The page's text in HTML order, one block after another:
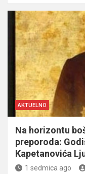
AKTUELNO
Na horizontu
preporoda:
Kapetanovića
1 sedmica ago